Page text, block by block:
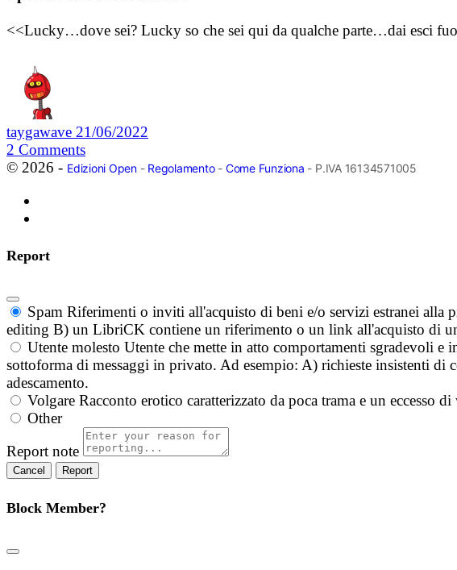
<<Lucky…dove sei? Lucky so che sei qui da qualche parte…dai esci
taygawave 21/06/2022
2 Comments
© 2026 - Edizioni Open- Regolamento- Come Funziona - P.IVA 16134571005
Report
Spam Riferimenti o inviti all'acquisto di beni e/o servizi estranei alla
editing B) un LibriCK contiene un riferimento o un link all'acquisto di
Utente molesto Utente che mette in atto comportamenti sgradevoli
sottoforma di messaggi in privato. Ad esempio: A) richieste insistenti
adescamento.
Volgare Racconto erotico caratterizzato da poca trama e un eccesso
Other
Report note
Report
Block Member?